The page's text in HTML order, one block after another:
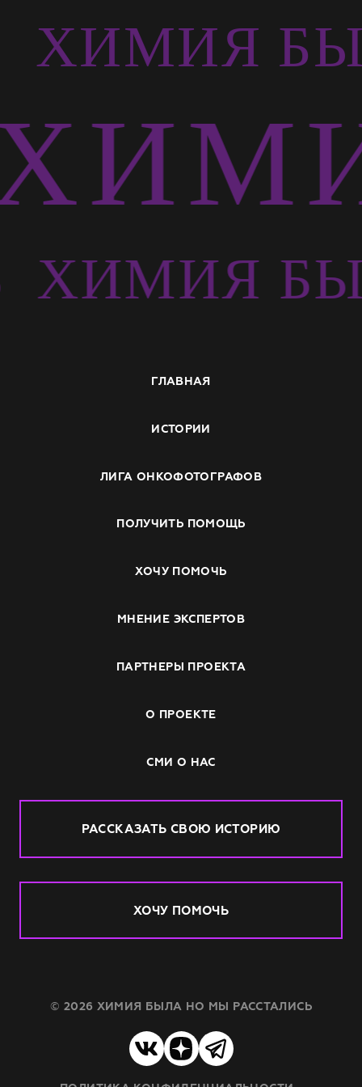
ХИМИЯ
ХИМИЯ
ГЛАВНАЯ
ИСТОРИИ
ЛИГА ОНКОФОТОГРАФОВ
ПОЛУЧИТЬ ПОМОЩЬ
ХОЧУ ПОМОЧЬ
МНЕНИЕ ЭКСПЕРТОВ
ПАРТНЕРЫ ПРОЕКТА
О ПРОЕКТЕ
СМИ О НАС
РАССКАЗАТЬ СВОЮ ИСТОРИЮ
ХОЧУ ПОМОЧЬ
© 2026 ХИМИЯ БЫЛА НО МЫ РАССТАЛИСЬ